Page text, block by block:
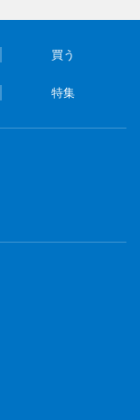
買う
特集